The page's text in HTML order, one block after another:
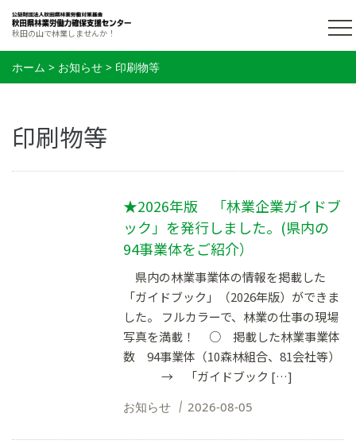
秋田の山で林業しませんか！
ホーム > お知らせ > 印刷物等
印刷物等
★2026年版 「林業企業ガイドブ
ック」を発行しました。(県内の
94事業体をご紹介）
県内の林業事業体の情報を掲載した
「ガイドブック」（2026年版）ができま
した。 フルカラーで、林業の仕事の現場
写真を満載！ ○ 掲載した林業事業体
数 94事業体（10森林組合、81会社等）
→ 「ガイドブック […]
お知らせ 2026-08-05